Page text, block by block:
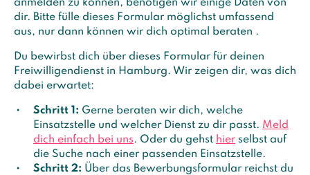
anmelden zu können, benötigen wir einige Daten von
dir. Bitte fülle dieses Formular möglichst umfassend
aus, nur dann können wir dich optimal beraten .
Du bewirbst dich über dieses Formular für deinen
Freiwilligendienst in Hamburg. Wir zeigen dir, was dich
dabei erwartet:
Schritt 1: Gerne beraten wir dich, welche
Einsatzstelle und welcher Dienst zu dir passt. Meld
dich einfach bei uns. Oder du gehst hier selbst auf
die Suche nach einer passenden Einsatzstelle.
Schritt 2: Über das Bewerbungsformular reichst du